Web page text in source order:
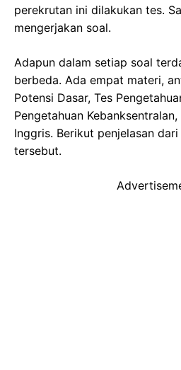
perekrutan ini dilakukan tes.
mengerjakan soal.
Adapun dalam setiap soal
berbeda. Ada empat materi,
Potensi Dasar, Tes
Pengetahuan
Inggris. Berikut penjelasan
tersebut.